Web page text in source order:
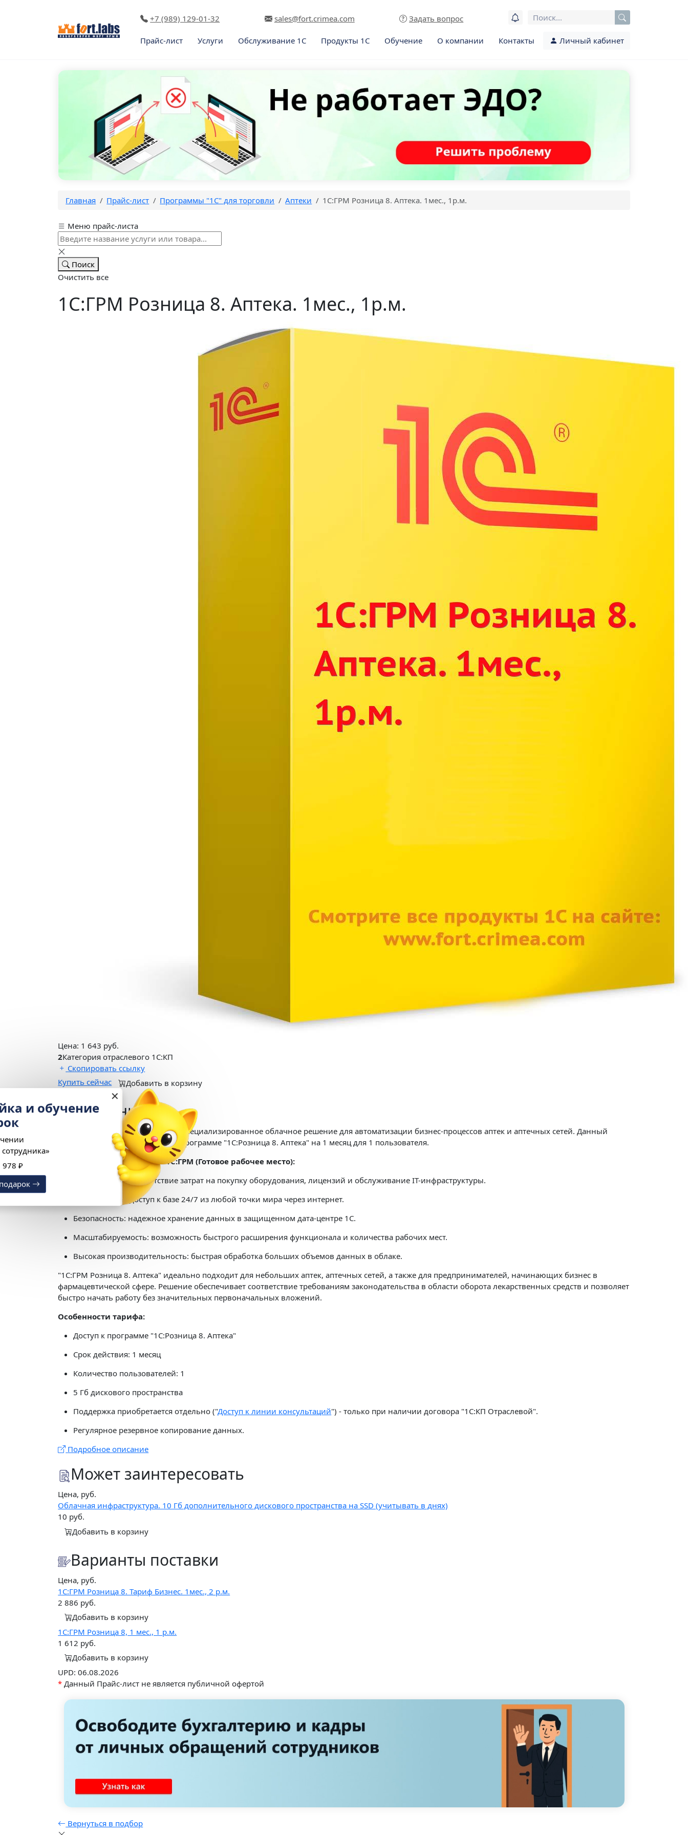
+7 (989) 129-01-32 sales@fort.crimea.com Задать вопрос
Прайс-лист Услуги Обслуживание 1С Продукты 1С Обучение О компании Контакты Личный кабинет
Главная Прайс-лист Программы "1C" для торговли Аптеки 1С:ГРМ Розница 8. Аптека. 1мес., 1р.м.
Меню прайс-листа
Поиск
Очистить все
1С:ГРМ Розница 8. Аптека. 1мес., 1р.м.
Цена: 1 643 руб.
2Категория отраслевого 1С:КП
Скопировать ссылку
Купить сейчас
Добавить в корзину
Описание
"1С:ГРМ Розница 8. Аптека" - это специализированное облачное решение для автоматизации бизнес-процессов аптек и аптечных сетей. Данный
продукт предоставляет доступ к программе "1С:Розница 8. Аптека" на 1 месяц для 1 пользователя.
Ключевые преимущества 1С:ГРМ (Готовое рабочее место):
Экономичность: отсутствие затрат на покупку оборудования, лицензий и обслуживание IT-инфраструктуры.
Мобильность: доступ к базе 24/7 из любой точки мира через интернет.
Безопасность: надежное хранение данных в защищенном дата-центре 1С.
Масштабируемость: возможность быстрого расширения функционала и количества рабочих мест.
Высокая производительность: быстрая обработка больших объемов данных в облаке.
"1С:ГРМ Розница 8. Аптека" идеально подходит для небольших аптек, аптечных сетей, а также для предпринимателей, начинающих бизнес в
фармацевтической сфере. Решение обеспечивает соответствие требованиям законодательства в области оборота лекарственных средств и позволяет
быстро начать работу без значительных первоначальных вложений.
Особенности тарифа:
Доступ к программе "1С:Розница 8. Аптека"
Срок действия: 1 месяц
Количество пользователей: 1
5 Гб дискового пространства
Поддержка приобретается отдельно ("Доступ к линии консультаций") - только при наличии договора "1С:КП Отраслевой".
Регулярное резервное копирование данных.
Подробное описание
Может заинтересовать
Цена, руб.
Облачная инфраструктура. 10 Гб дополнительного дискового пространства на SSD (учитывать в днях)
10 руб.
Добавить в корзину
Варианты поставки
Цена, руб.
1C:ГРМ Розница 8. Тариф Бизнес. 1мес., 2 р.м.
2 886 руб.
Добавить в корзину
1С:ГРМ Розница 8, 1 мес., 1 р.м.
1 612 руб.
Добавить в корзину
UPD: 06.08.2026
* Данный Прайс-лист не является публичной офертой
Вернуться в подбор
Настройка и обучение
«1С:Кабинет сотрудника»
Получить подарок